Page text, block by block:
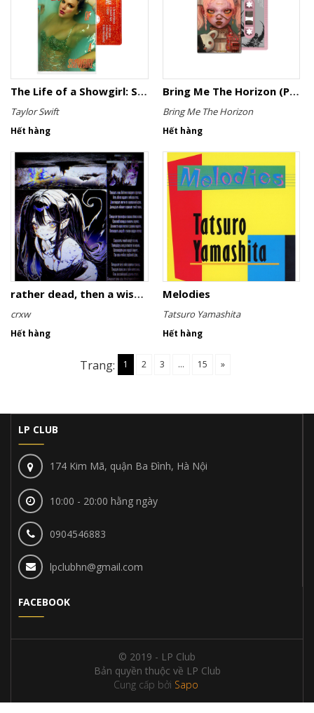
The Life of a Showgirl: Sweat and Vanilla Perfume
Taylor Swift
Hết hàng
Bring Me The Horizon (Pink Cassette)
Bring Me The Horizon
Hết hàng
rather dead, then a wish for the weak (Limited Cassette)
crxw
Hết hàng
Melodies
Tatsuro Yamashita
Hết hàng
Trang: 1 2 3 ... 15 »
LP CLUB
174 Kim Mã, quận Ba Đình, Hà Nội
10:00 - 20:00 hằng ngày
0904546883
lpclubhn@gmail.com
FACEBOOK
© 2019 - LP Club
Bản quyền thuộc về LP Club
Cung cấp bởi Sapo